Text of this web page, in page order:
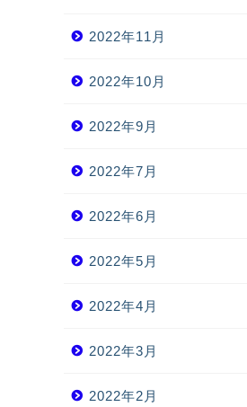
2022年11月
2022年10月
2022年9月
2022年7月
2022年6月
2022年5月
2022年4月
2022年3月
2022年2月